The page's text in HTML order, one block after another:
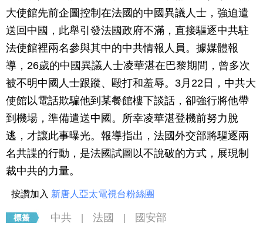
大使館先前企圖控制在法國的中國異議人士，強迫遣
送回中國，此舉引發法國政府不滿，直接驅逐中共駐
法使館裡兩名參與其中的中共情報人員。據媒體報
導，26歲的中國異議人士凌華湛在巴黎期間，曾多次
被不明中國人士跟蹤、毆打和羞辱。3月22日，中共大
使館以電話欺騙他到某餐館樓下談話，卻強行將他帶
到機場，準備遣送中國。所幸凌華湛登機前努力脫
逃，才讓此事曝光。報導指出，法國外交部將驅逐兩
名共諜的行動，是法國試圖以不說破的方式，展現制
裁中共的力量。
按讚加入 新唐人亞太電視台粉絲團
中共 法國 國安部